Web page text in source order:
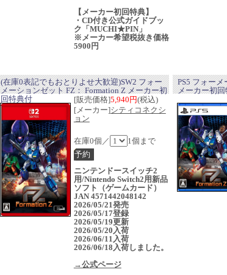
【メーカー初回特典】
・CD付き公式ガイドブッ
ク「MUCHI★PIN」
※メーカー希望税抜き価格
5900円
(在庫0表記でもおとりよせ大歓迎)SW2 フォー
メーションゼット FZ： Formation Z メーカー初
回特典付
[販売価格]5,940円(税込)
[メーカー]シティコネクシ
ョン
在庫0個／ 1個まで
ニンテンドースイッチ2
用/Nintendo Switch2用新品
ソフト（ゲームカード）
JAN 4571442048142
2026/05/21発売
2026/05/17登録
2026/05/19更新
2026/05/20入荷
2026/06/11入荷
2026/06/18入荷しました。
→公式ページ
PS5 フォー
メーカー初回